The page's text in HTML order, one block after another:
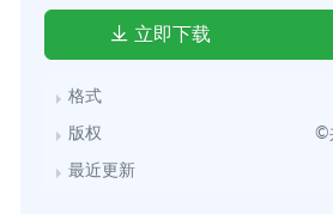
立即下载
格式
版权 ©
最近更新